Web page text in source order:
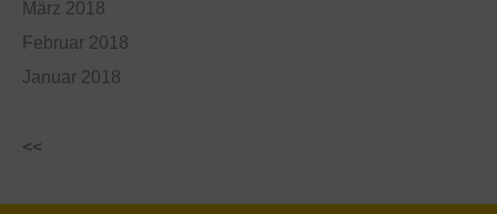
März 2018
Februar 2018
Januar 2018
<<